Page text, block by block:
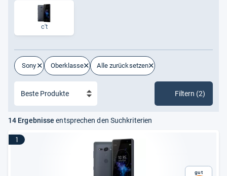
c't
Sony Oberklasse Alle zurücksetzen
Filtern (2)
14 Ergebnisse entsprechen den Suchkriterien
1
Gut